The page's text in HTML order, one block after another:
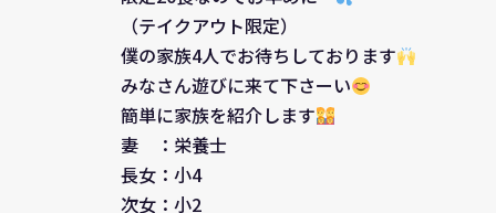
（テイクアウト限定）
僕の家族4人でお待ちしております
みなさん遊びに来て下さーい
簡単に家族を紹介します
妻 ：栄養士
長女：小4
次女：小2